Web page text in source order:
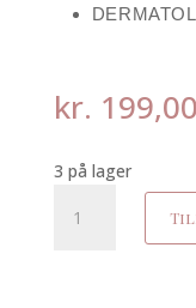
kr. 199,00
3 på lager